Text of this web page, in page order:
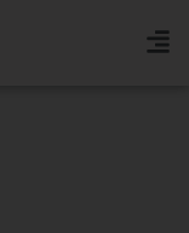
לתוכן